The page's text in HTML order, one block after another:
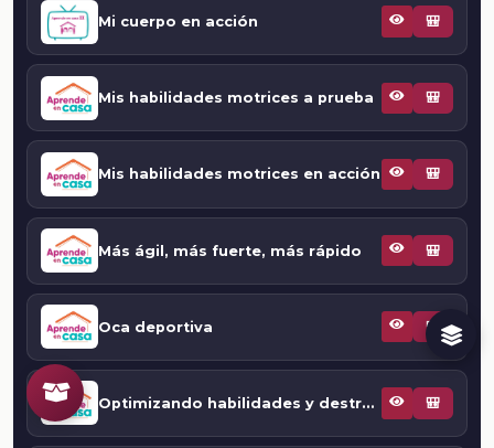
Mi cuerpo en acción 🎒
Mis habilidades motrices a prueba 🎒
Mis habilidades motrices en acción 🎒
Más ágil, más fuerte, más rápido 🎒
Oca deportiva 🎒
Optimizando habilidades y destrezas motrices: control de implementos 🎒